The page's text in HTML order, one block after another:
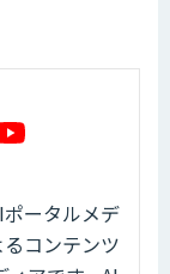
ータルメデ
コンテンツ